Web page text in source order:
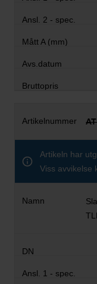
Artikeln har
Viss avvikelse